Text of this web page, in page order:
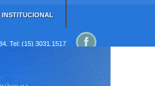
INSTITUCIONAL
Tel: (15) 3031.1517